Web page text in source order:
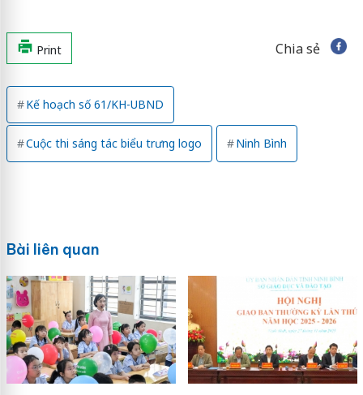
Print Chia sẻ
Kế hoạch số 61/KH-UBND
Cuộc thi sáng tác biểu trưng logo Ninh Bình
Bài liên quan